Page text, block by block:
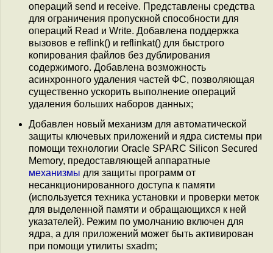
операций send и receive. Представлены средства
для ограничения пропускной способности для
операций Read и Write. Добавлена поддержка
вызовов e reflink() и reflinkat() для быстрого
копирования файлов без дублирования
содержимого. Добавлена возможность
асинхронного удаления частей ФС, позволяющая
существенно ускорить выполнение операций
удаления больших наборов данных;
Добавлен новый механизм для автоматической
защиты ключевых приложений и ядра системы при
помощи технологии Oracle SPARC Silicon Secured
Memory, предоставляющей аппаратные
механизмы для защиты программ от
несанкционированного доступа к памяти
(используется техника установки и проверки меток
для выделенной памяти и обращающихся к ней
указателей). Режим по умолчанию включен для
ядра, а для приложений может быть активирован
при помощи утилиты sxadm;